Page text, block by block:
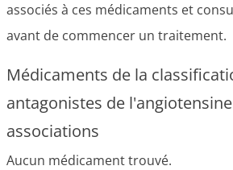
associés à ces médicaments et
avant de commencer un traitement.
Médicaments de la
antagonistes de
associations
Aucun médicament trouvé.